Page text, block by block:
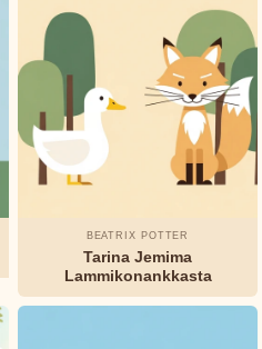
BEATRIX POTTER
Tarina Jemima
Lammikonankkasta